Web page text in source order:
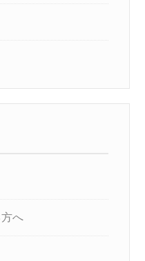
へ